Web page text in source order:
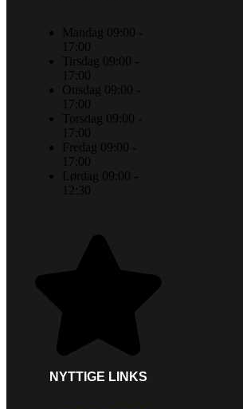
Mandag 09:00 -
17:00
Tirsdag 09:00 -
17:00
Onsdag 09:00 -
17:00
Torsdag 09:00 -
17:00
Fredag 09:00 -
17:00
Lørdag 09:00 -
12:30
NYTTIGE LINKS